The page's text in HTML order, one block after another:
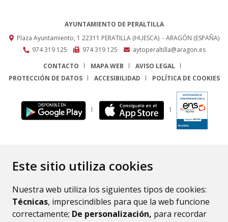
Este sitio utiliza cookies
Nuestra web utiliza los siguientes tipos de cookies:
Técnicas, imprescindibles para que la web funcione
correctamente; De personalización, para recordar
AYUNTAMIENTO DE PERALTILLA
Plaza Ayuntamiento, 1 22311 PERATILLA (HUESCA) - ARAGÓN (ESPAÑA)
974 319 125
974 319 125
aytoperaltilla@aragon.es
CONTACTO
MAPA WEB
AVISO LEGAL
PROTECCIÓN DE DATOS
ACCESIBILIDAD POLÍTICA DE COOKIES